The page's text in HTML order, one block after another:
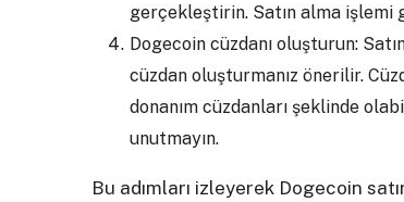
gerçekleştirin. Satın alma işlemi
Dogecoin cüzdanı oluşturun:
cüzdan oluşturmanız önerilir.
donanım cüzdanları şeklinde
unutmayın.
Bu adımları izleyerek Dogecoin